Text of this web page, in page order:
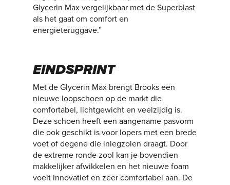
Glycerin Max vergelijkbaar met de Superblast
als het gaat om comfort en
energieteruggave.”
EINDSPRINT
Met de Glycerin Max brengt Brooks een
nieuwe loopschoen op de markt die
comfortabel, lichtgewicht en veelzijdig is.
Deze schoen heeft een aangename pasvorm
die ook geschikt is voor lopers met een brede
voet of degene die inlegzolen draagt. Door
de extreme ronde zool kan je bovendien
makkelijker afwikkelen en het nieuwe foam
voelt innovatief en zeer comfortabel aan. De